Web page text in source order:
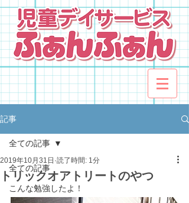
記事
全ての記事
こんな勉強したよ！
全ての記事
トリックオアトリートのやつ
2019年10月31日 読了時間: 1分